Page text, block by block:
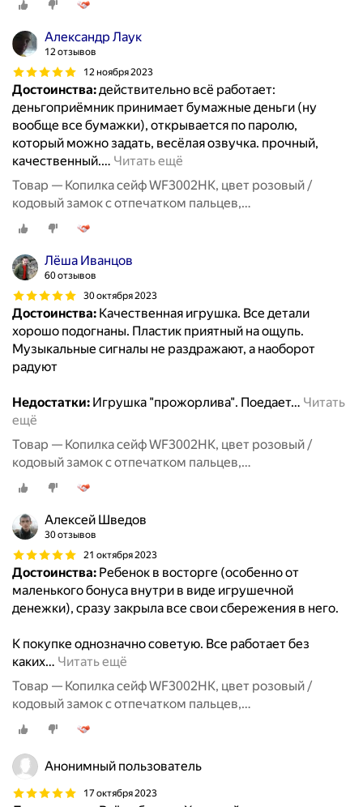
Александр Лаук
12 отзывов
12 ноября 2023
Достоинства:действительно всё работает:
деньгоприёмник принимает бумажные деньги (ну
вообще все бумажки), открывается по паролю,
который можно задать, весёлая озвучка. прочный,
качественный.… Читать ещё
Товар — Копилка сейф WF3002HK, цвет розовый /
кодовый замок с отпечатком пальцев,
купюроприемник, звук, свет / копилка для денег
детская
Лёша Иванцов
60 отзывов
30 октября 2023
Достоинства: Качественная игрушка. Все детали
хорошо подогнаны. Пластик приятный на ощупь.
Музыкальные сигналы не раздражают, а наоборот
радуют
Недостатки: Игрушка "прожорлива". Поедает… Читать
ещё
Товар — Копилка сейф WF3002HK, цвет розовый /
кодовый замок с отпечатком пальцев,
купюроприемник, звук, свет / копилка для денег
детская
Алексей Шведов
30 отзывов
21 октября 2023
Достоинства: Ребенок в восторге (особенно от
маленького бонуса внутри в виде игрушечной
денежки), сразу закрыла все свои сбережения в него.
К покупке однозначно советую. Все работает без
каких… Читать ещё
Товар — Копилка сейф WF3002HK, цвет розовый /
кодовый замок с отпечатком пальцев,
купюроприемник, звук, свет / копилка для денег
детская
Анонимный пользователь
17 октября 2023